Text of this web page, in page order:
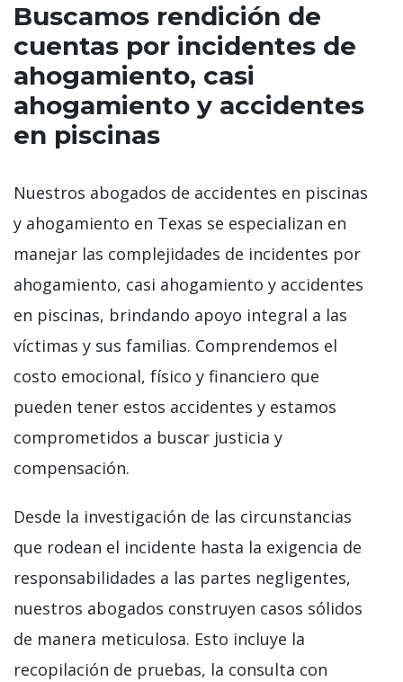
Buscamos rendición de
cuentas por incidentes de
ahogamiento, casi
ahogamiento y accidentes
en piscinas
Nuestros abogados de accidentes en piscinas
y ahogamiento en Texas se especializan en
manejar las complejidades de incidentes por
ahogamiento, casi ahogamiento y accidentes
en piscinas, brindando apoyo integral a las
víctimas y sus familias. Comprendemos el
costo emocional, físico y financiero que
pueden tener estos accidentes y estamos
comprometidos a buscar justicia y
compensación.
Desde la investigación de las circunstancias
que rodean el incidente hasta la exigencia de
responsabilidades a las partes negligentes,
nuestros abogados construyen casos sólidos
de manera meticulosa. Esto incluye la
recopilación de pruebas, la consulta con